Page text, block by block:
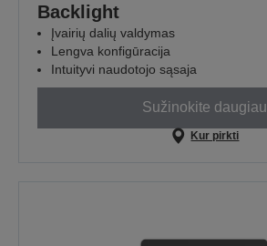
Backlight
Įvairių dalių valdymas
Lengva konfigūracija
Intuityvi naudotojo sąsaja
Sužinokite daugiau
Kur pirkti